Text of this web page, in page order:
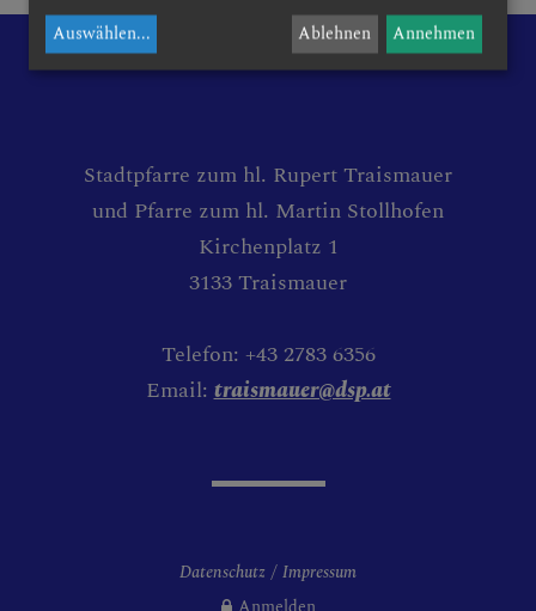
KONTAKTE
Stadtpfarre zum hl. Rupert Traismauer
und Pfarre zum hl. Martin Stollhofen
Kirchenplatz 1
3133 Traismauer
Telefon: +43 2783 6356
Email:traismauer@dsp.at
Datenschutz
Impressum
Auswählen... Ablehnen Annehmen